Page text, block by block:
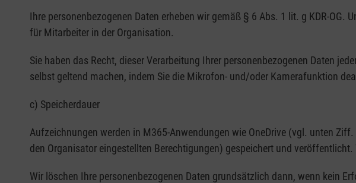
Ihre personenbezogenen Daten erheben wir gemäß § 6 Abs. 1 lit. g KDR-
für Mitarbeiter in der Organisation.
Sie haben das Recht, dieser Verarbeitung Ihrer personenbezogenen Daten
selbst geltend machen, indem Sie die Mikrofon- und/oder Kamerafunktion
c) Speicherdauer
Aufzeichnungen werden in M365-Anwendungen wie OneDrive (vgl. unten
den Organisator eingestellten Berechtigungen) gespeichert und
Wir löschen Ihre personenbezogenen Daten grundsätzlich dann, wenn kein